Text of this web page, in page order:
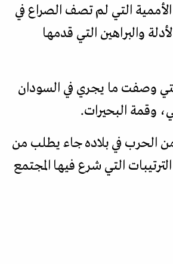
التي لم تصف الصراع في
والبراهين التي قدمها
وصفت ما يجري في السودان
وقمة البحيرات.
من الحرب في بلاده جاء يطلب من
التي شرع فيها المجتمع